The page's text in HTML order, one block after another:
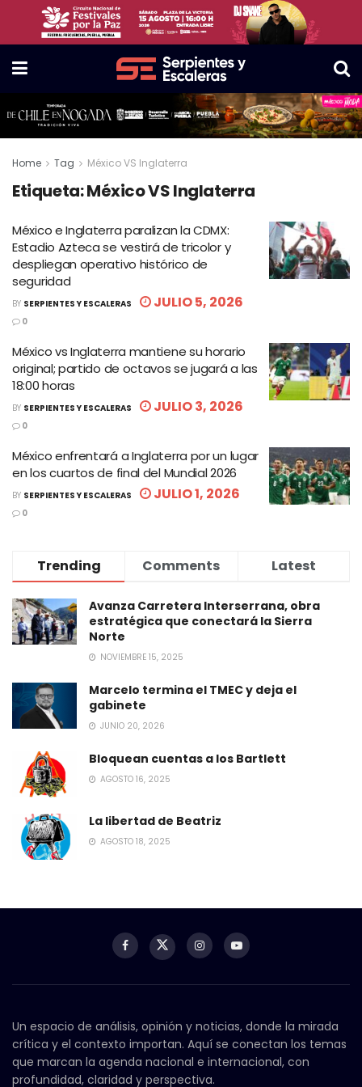
Home Tag México VS Inglaterra
Etiqueta:México VS Inglaterra
México e Inglaterra paralizan la CDMX:
Estadio Azteca se vestirá de tricolor y
despliegan operativo histórico de
seguridad
BY SERPIENTES Y ESCALERAS JULIO 5, 2026
0
México vs Inglaterra mantiene su horario
original; partido de octavos se jugará a las
18:00 horas
BY SERPIENTES Y ESCALERAS JULIO 3, 2026
0
México enfrentará a Inglaterra por un lugar
en los cuartos de final del Mundial 2026
BY SERPIENTES Y ESCALERAS JULIO 1, 2026
0
Trending Comments Latest
Avanza Carretera Interserrana, obra
estratégica que conectará la Sierra
Norte
NOVIEMBRE 15, 2025
Marcelo termina el TMEC y deja el
gabinete
JUNIO 20, 2026
Bloquean cuentas a los Bartlett
AGOSTO 16, 2025
La libertad de Beatriz
AGOSTO 18, 2025
Un espacio de análisis, opinión y noticias, donde la mirada
crítica y el contexto importan. Aquí se conectan los temas
que marcan la agenda nacional e internacional, con
profundidad, claridad y perspectiva.